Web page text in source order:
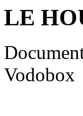
LE
Vodobox